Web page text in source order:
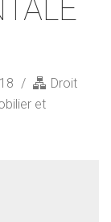
Droit
et